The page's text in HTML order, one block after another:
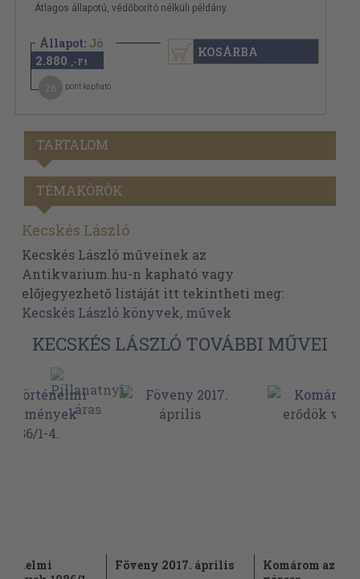
Átlagos állapotú, védőborító nélküli példány.
Állapot: Jó
2.880 ,-Ft
pont kapható
KOSÁRBA
TARTALOM
TÉMAKÖRÖK
Kecskés László
Kecskés László műveinek az
Antikvarium.hu-n kapható vagy
előjegyezhető listáját itt tekintheti meg:
Kecskés László könyvek, művek
KECSKÉS LÁSZLÓ TOVÁBBI MŰVEI
Föveny 2017. április
Komárom az